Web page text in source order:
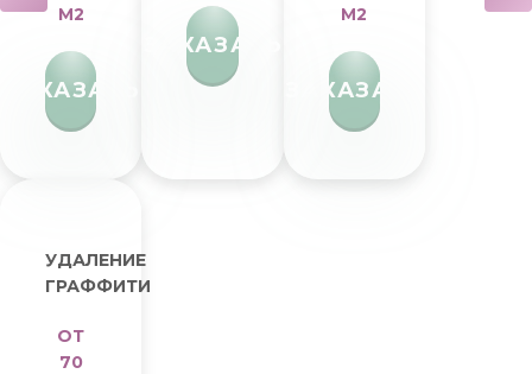
М2
ЗАКАЗАТЬ
ЗАКАЗАТЬ
М2
ЗАКАЗАТЬ
УДАЛЕНИЕ
ГРАФФИТИ
ОТ
70